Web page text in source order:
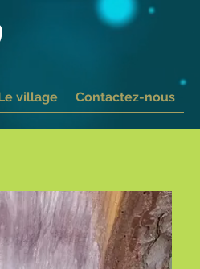
village Contactez-nous